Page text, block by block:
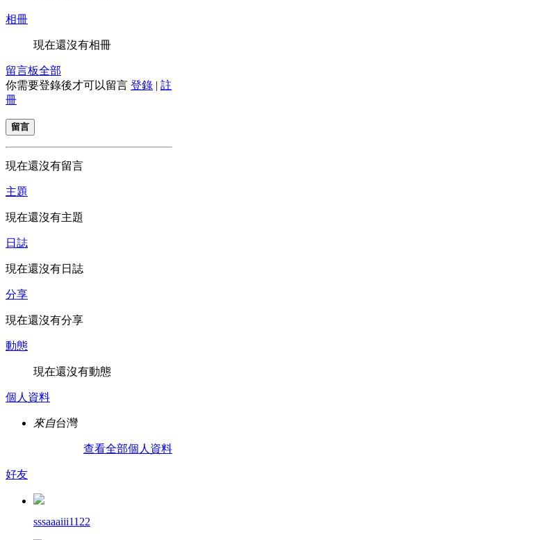
相冊
現在還沒有相冊
留言板全部
你需要登錄後才可以留言 登錄 | 註
冊
留言
現在還沒有留言
主題
現在還沒有主題
日誌
現在還沒有日誌
分享
現在還沒有分享
動態
現在還沒有動態
個人資料
來自台灣
查看全部個人資料
好友
sssaaaiii1122